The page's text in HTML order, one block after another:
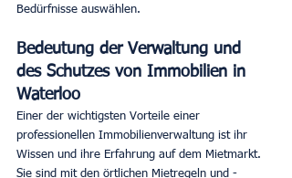
Bedürfnisse auswählen.
Bedeutung der Verwaltung und
des Schutzes von Immobilien in
Waterloo
Einer der wichtigsten Vorteile einer
professionellen Immobilienverwaltung ist ihr
Wissen und ihre Erfahrung auf dem Mietmarkt.
Sie sind mit den örtlichen Mietregeln und -